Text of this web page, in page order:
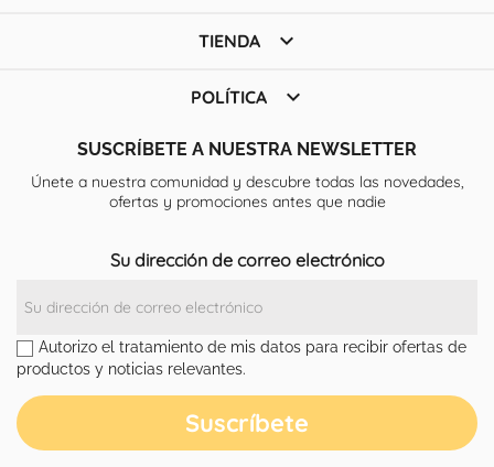
TIENDA 
POLÍTICA 
SUSCRÍBETE A NUESTRA NEWSLETTER
Únete a nuestra comunidad y descubre todas las novedades,
ofertas y promociones antes que nadie
Su dirección de correo electrónico
Autorizo el tratamiento de mis datos para recibir ofertas de
productos y noticias relevantes.